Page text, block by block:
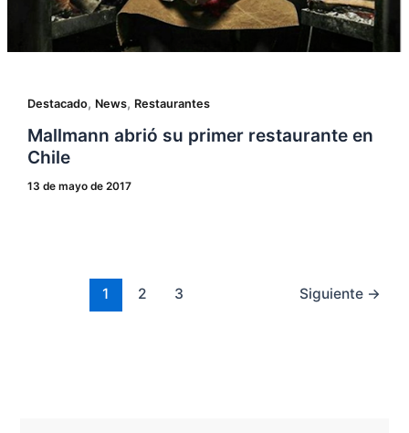
Destacado, News, Restaurantes
Mallmann abrió su primer restaurante en
Chile
13 de mayo de 2017
1 2 3 Siguiente →